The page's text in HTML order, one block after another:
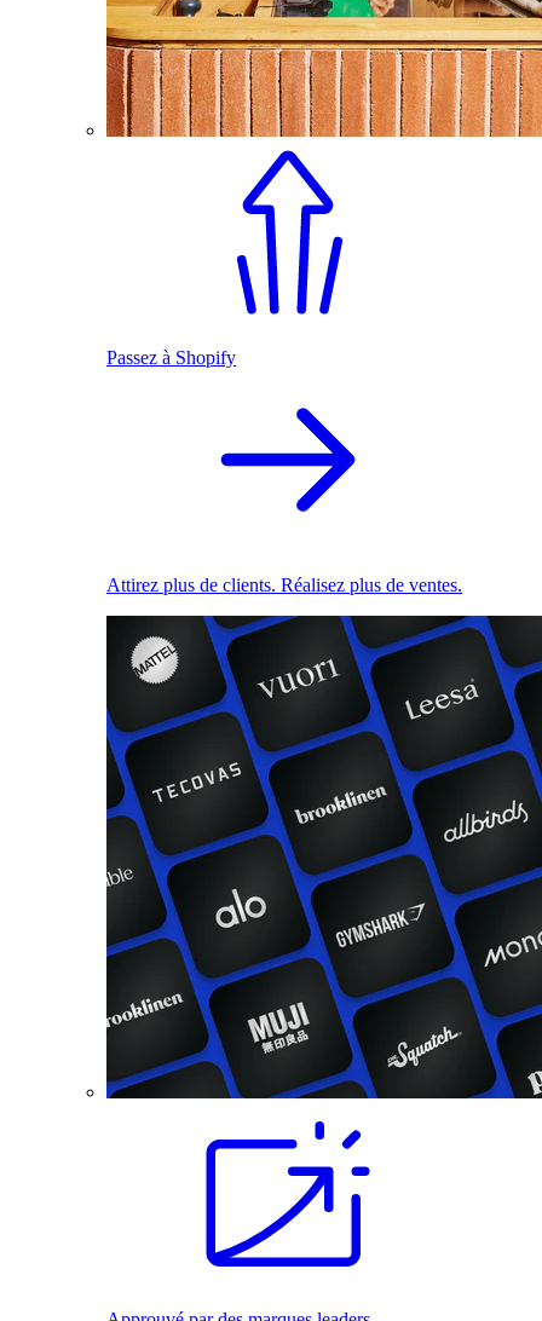
Passez à Shopify
Attirez plus de clients. Réalisez plus de ventes.